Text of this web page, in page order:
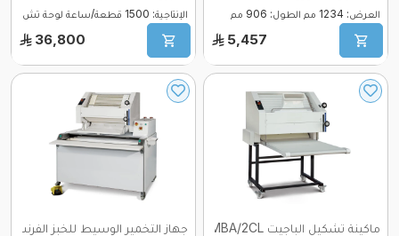
العرض: 1234 مم الطول: 906 مم
الارتفاع ...
5,457
الإنتاجية: 1500 قطعة/ساعة لوحة تش
36,800
ماكينة تشكيل الباجيت MBA/2CL ... جهاز التخمير الوسيط للخبز الفرنسي